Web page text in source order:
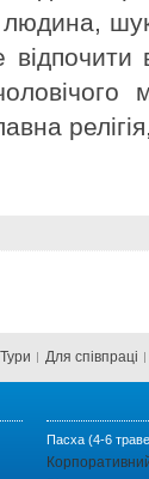
Тури Для cпівпраці
Пасха (4-6